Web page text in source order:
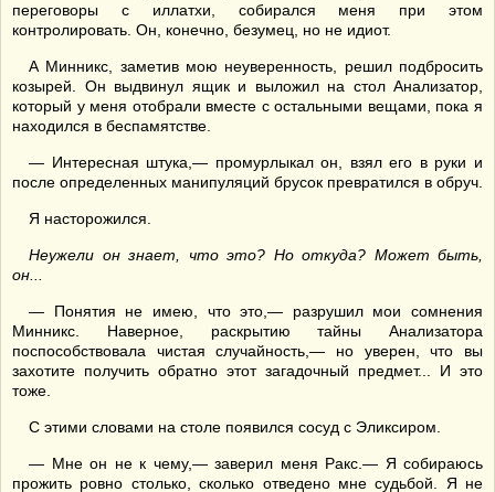
переговоры с иллатхи, собирался меня при этом
контролировать. Он, конечно, безумец, но не идиот.
А Минникс, заметив мою неуверенность, решил подбросить
козырей. Он выдвинул ящик и выложил на стол Анализатор,
который у меня отобрали вместе с остальными вещами, пока я
находился в беспамятстве.
— Интересная штука,— промурлыкал он, взял его в руки и
после определенных манипуляций брусок превратился в обруч.
Я насторожился.
Неужели он знает, что это? Но откуда? Может быть,
он...
— Понятия не имею, что это,— разрушил мои сомнения
Минникс. Наверное, раскрытию тайны Анализатора
поспособствовала чистая случайность,— но уверен, что вы
захотите получить обратно этот загадочный предмет... И это
тоже.
С этими словами на столе появился сосуд с Эликсиром.
— Мне он не к чему,— заверил меня Ракс.— Я собираюсь
прожить ровно столько, сколько отведено мне судьбой. Я не